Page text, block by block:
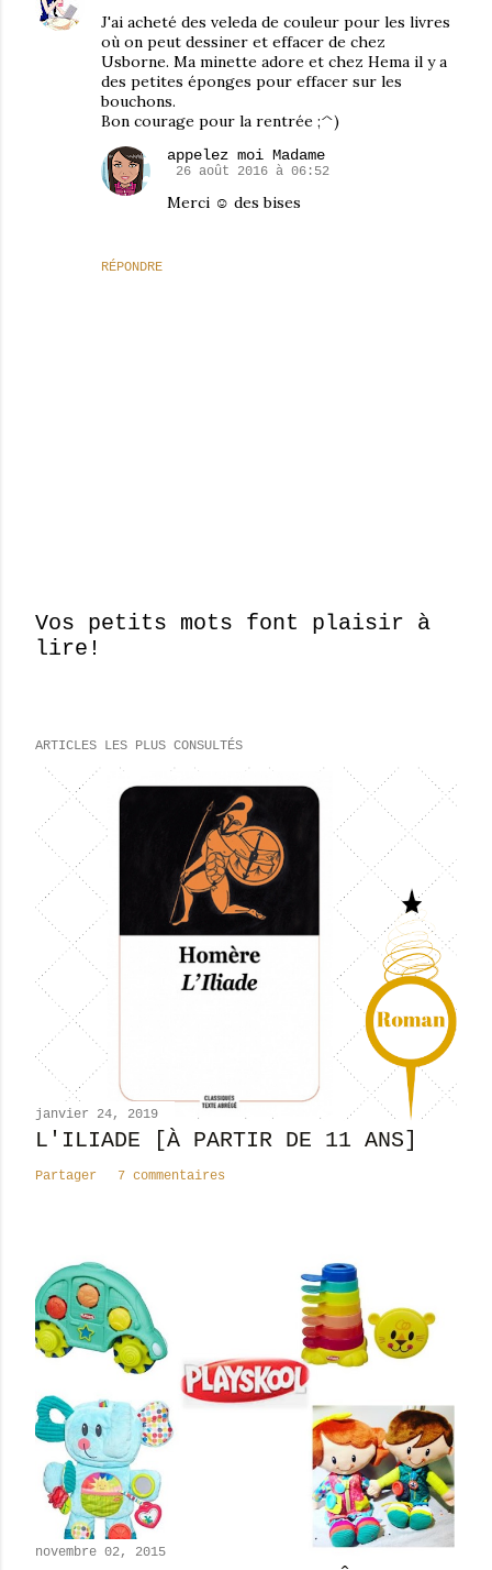
J'ai acheté des veleda de couleur pour les livres
où on peut dessiner et effacer de chez
Usborne. Ma minette adore et chez Hema il y a
des petites éponges pour effacer sur les
bouchons.
Bon courage pour la rentrée ;^)
RÉPONDRE
appelez moi Madame
26 août 2016 à 06:52
Merci ☺ des bises
E
g
t
r
c
m
n
t
i
Vos petits mots font plaisir à
lire!
ARTICLES LES PLUS CONSULTÉS
janvier 24, 2019
L'ILIADE [À PARTIR DE 11 ANS]
Partager 7 commentaires
novembre 02, 2015